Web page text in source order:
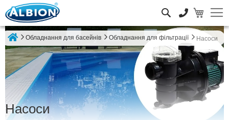
Обладнання для басейнів Обладнання для фільтрації Насоси
Насоси